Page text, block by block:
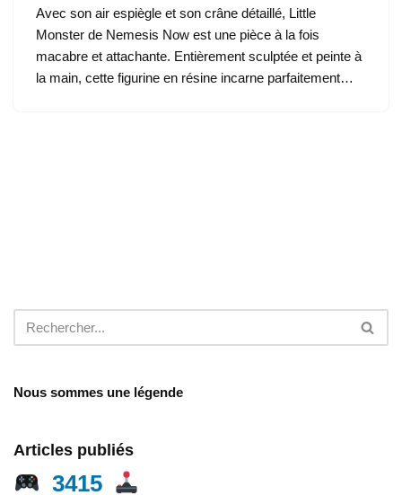
Avec son air espiègle et son crâne détaillé, Little
Monster de Nemesis Now est une pièce à la fois
macabre et attachante. Entièrement sculptée et peinte à
la main, cette figurine en résine incarne parfaitement…
Nous sommes une légende
Articles publiés